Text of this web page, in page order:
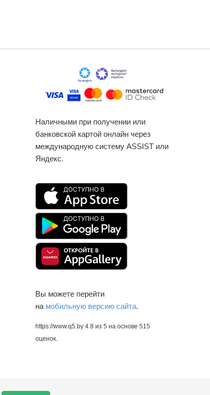
Наличными при получении или
банковской картой онлайн через
международную систему ASSIST или
Яндекс.
Вы можете перейти
на мобильную версию сайта.
https://www.q5.by 4.8 из 5 на основе 515
оценок.